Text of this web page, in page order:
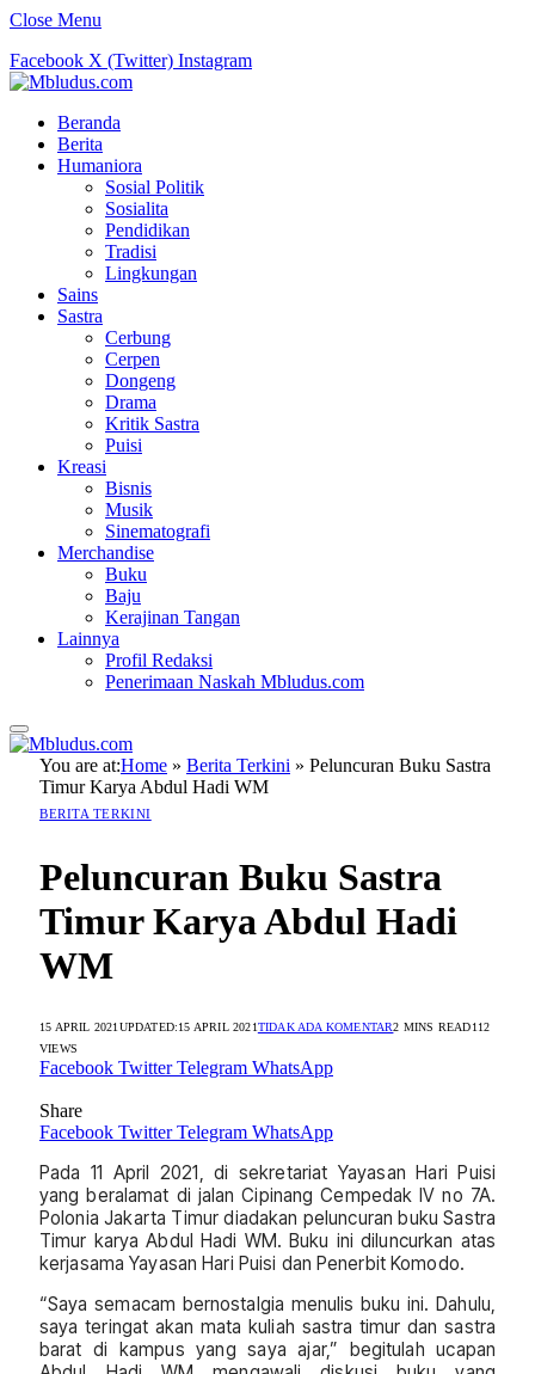
Close Menu
Facebook X (Twitter) Instagram
Beranda
Berita
Humaniora
Sosial Politik
Sosialita
Pendidikan
Tradisi
Lingkungan
Sains
Sastra
Cerbung
Cerpen
Dongeng
Drama
Kritik Sastra
Puisi
Kreasi
Bisnis
Musik
Sinematografi
Merchandise
Buku
Baju
Kerajinan Tangan
Lainnya
Profil Redaksi
Penerimaan Naskah Mbludus.com
You are at:Home » Berita Terkini » Peluncuran Buku Sastra
Timur Karya Abdul Hadi WM
BERITA TERKINI
Peluncuran Buku Sastra
Timur Karya Abdul Hadi
WM
15 APRIL 2021 UPDATED:15 APRIL 2021TIDAK ADA KOMENTAR2 MINS READ112
VIEWS
Facebook Twitter Telegram WhatsApp
Share
Facebook Twitter Telegram WhatsApp
Pada 11 April 2021, di sekretariat Yayasan Hari Puisi
yang beralamat di jalan Cipinang Cempedak IV no 7A.
Polonia Jakarta Timur diadakan peluncuran buku Sastra
Timur karya Abdul Hadi WM. Buku ini diluncurkan atas
kerjasama Yayasan Hari Puisi dan Penerbit Komodo.
“Saya semacam bernostalgia menulis buku ini. Dahulu,
saya teringat akan mata kuliah sastra timur dan sastra
barat di kampus yang saya ajar,” begitulah ucapan